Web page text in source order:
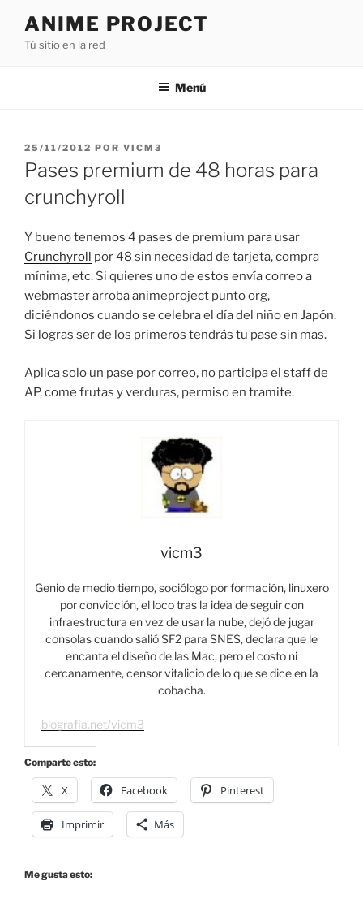
contenido
ANIME PROJECT
Tú sitio en la red
Menú
PUBLICADO
EL
25/11/2012 POR VICM3
Pases premium de 48 horas para
crunchyroll
Y bueno tenemos 4 pases de premium para usar
Crunchyroll por 48 sin necesidad de tarjeta, compra
mínima, etc. Si quieres uno de estos envía correo a
webmaster arroba animeproject punto org,
diciéndonos cuando se celebra el día del niño en Japón.
Si logras ser de los primeros tendrás tu pase sin mas.
Aplica solo un pase por correo, no participa el staff de
AP, come frutas y verduras, permiso en tramite.
vicm3
Genio de medio tiempo, sociólogo por formación, linuxero
por convicción, el loco tras la idea de seguir con
infraestructura en vez de usar la nube, dejó de jugar
consolas cuando salió SF2 para SNES, declara que le
encanta el diseño de las Mac, pero el costo ni
cercanamente, censor vitalicio de lo que se dice en la
cobacha.
blografia.net/vicm3
Comparte esto:
X Facebook Pinterest
Imprimir Más
Me gusta esto: